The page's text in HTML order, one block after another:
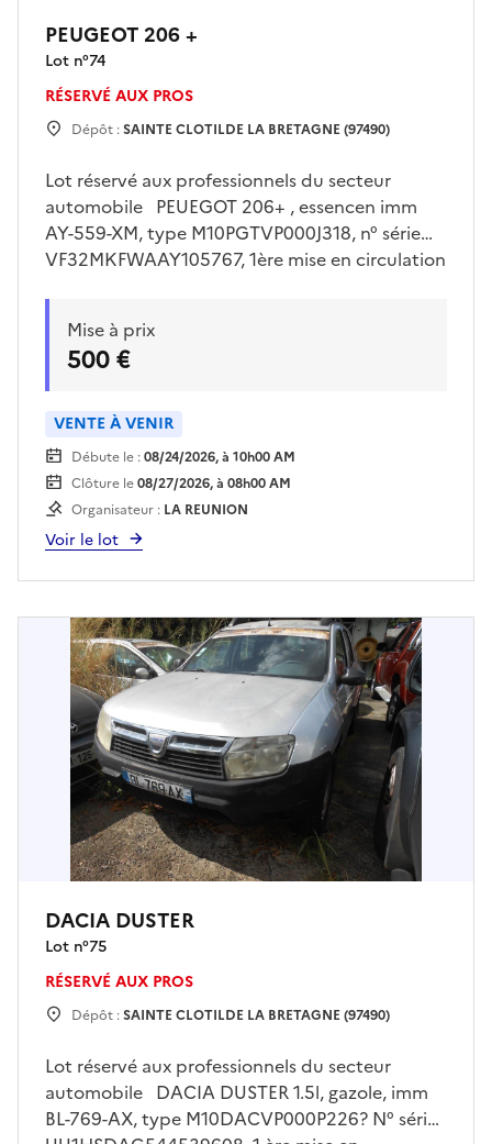
PEUGEOT 206 +
Lot n°74
RÉSERVÉ AUX PROS
Dépôt :SAINTE CLOTILDE LA BRETAGNE (97490)
Lot réservé aux professionnels du secteur
automobile PEUEGOT 206+ , essencen imm
AY-559-XM, type M10PGTVP000J318, n° série
VF32MKFWAAY105767, 1ère mise en circulation
le jeudi 30/07/2026 de 13h00 à 15h00 sur
rendez vous pris avec Mr LE FLOC’H sur
drfip974.pgp.domaine@dgfip.finances.gouv.fr
Enlèvement sur plateau obligatoire à la charge
de l'acquéreur et sur rendez vous
Mise à prix
500 €
VENTE À VENIR
Débute le :08/24/2026, à 10h00 AM
Clôture le08/27/2026, à 08h00 AM
Organisateur : LA REUNION
Voir le lot
DACIA DUSTER
Lot n°75
RÉSERVÉ AUX PROS
Dépôt :SAINTE CLOTILDE LA BRETAGNE (97490)
Lot réservé aux professionnels du secteur
automobile DACIA DUSTER 1.5l, gazole, imm
BL-769-AX, type M10DACVP000P226? N° série